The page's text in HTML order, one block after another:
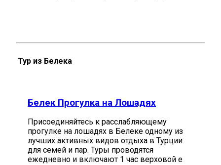
Тур из Белека
Белек Прогулка на Лошадях
Присоединяйтесь к расслабляющему
прогулке на лошадях в Белеке одному из
лучших активных видов отдыха в Турции
для семей и пар. Туры проводятся
ежедневно и включают 1 час верховой е